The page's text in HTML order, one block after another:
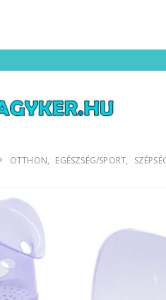
OTTHON, EGÉSZSÉG/SPORT,